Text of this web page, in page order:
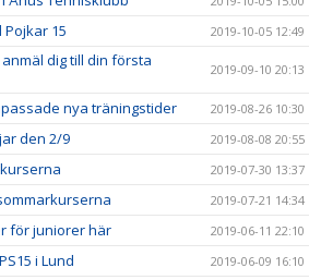
15 2019-10-05 12:49
dig till din första
2019-09-10 20:13
nya träningstider 2019-08-26 10:30
den 2/9 2019-08-08 20:55
2019-07-30 13:37
2019-07-21 14:34
för juniorer här 2019-06-11 22:10
i Lund 2019-06-09 16:10